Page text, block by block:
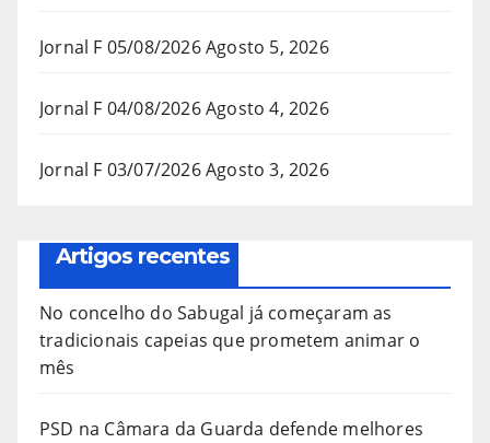
Jornal F 05/08/2026Agosto 5, 2026
Jornal F 04/08/2026Agosto 4, 2026
Jornal F 03/07/2026Agosto 3, 2026
Artigos recentes
No concelho do Sabugal já começaram as
tradicionais capeias que prometem animar o
mês
PSD na Câmara da Guarda defende melhores